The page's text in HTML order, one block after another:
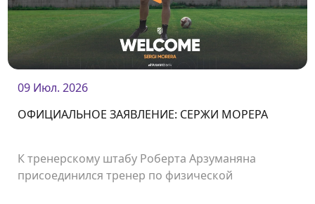
09 Июл. 2026
ОФИЦИАЛЬНОЕ ЗАЯВЛЕНИЕ: СЕРЖИ МОРЕРА
К тренерскому штабу Роберта Арзуманяна
присоединился тренер по физической